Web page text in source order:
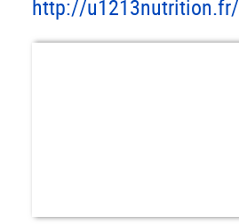
http://u1213nutrition.fr/